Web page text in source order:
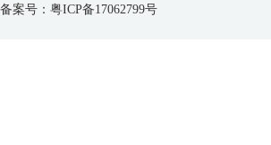
备案号：粤ICP备17062799号